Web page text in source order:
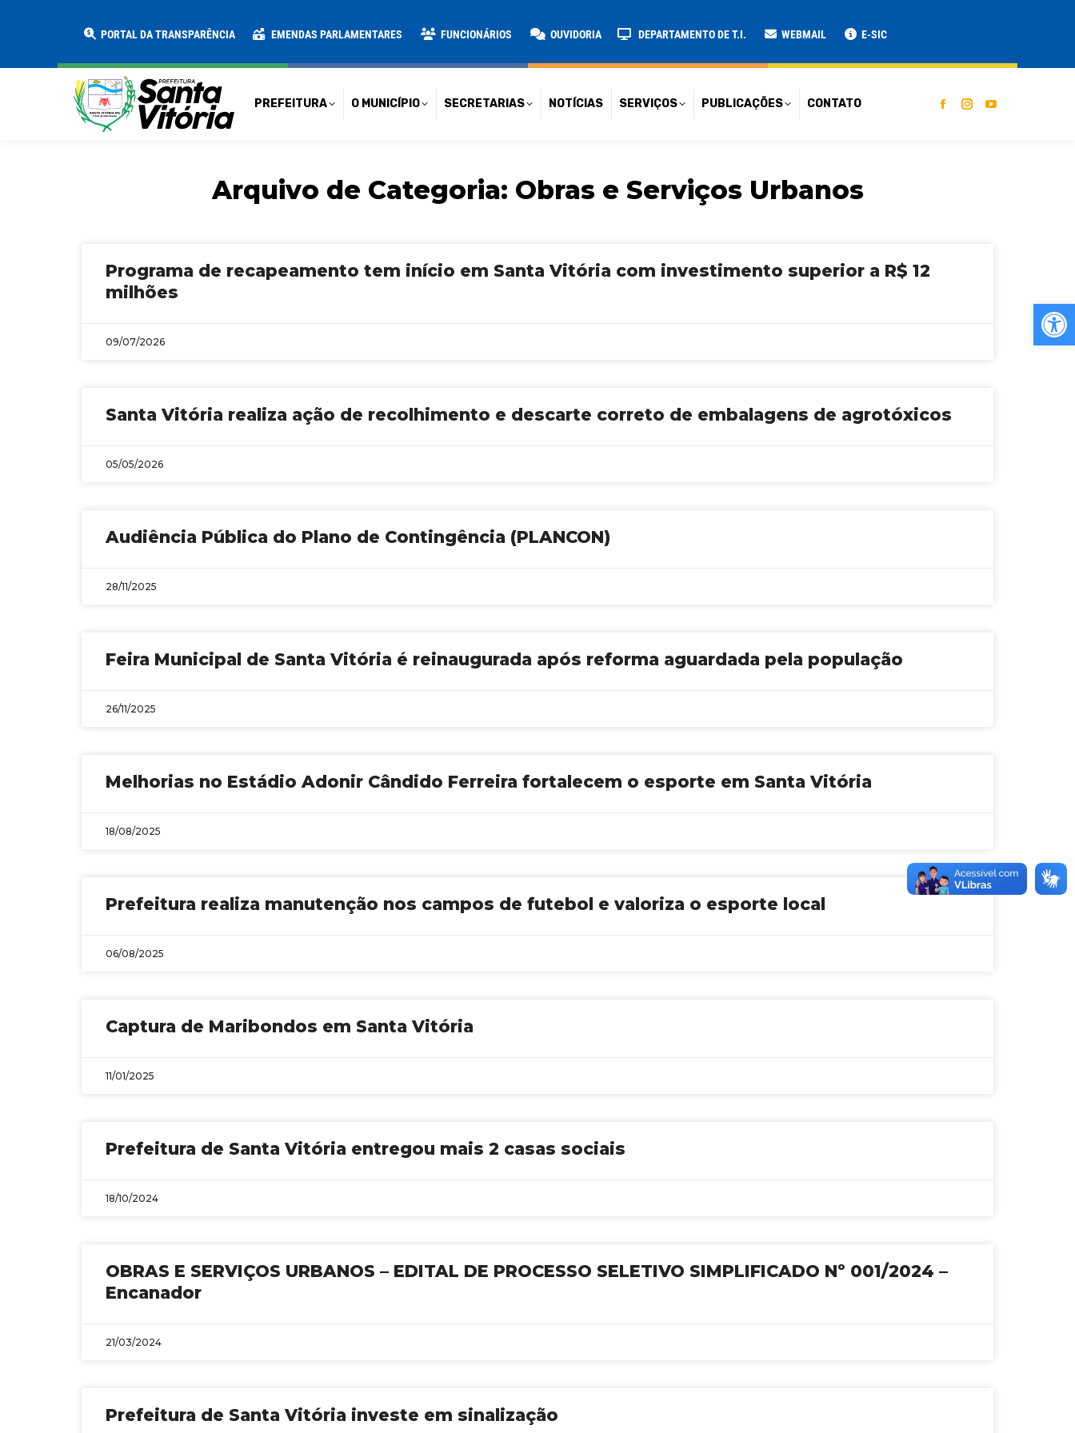
PORTAL DA TRANSPARÊNCIA EMENDAS PARLAMENTARES FUNCIONÁRIOS OUVIDORIA DEPARTAMENTO DE T.I. WEBMAIL E-SIC
PREFEITURA O MUNICÍPIO SECRETARIAS NOTÍCIAS SERVIÇOS PUBLICAÇÕES CONTATO
Arquivo de Categoria: Obras e Serviços Urbanos
Programa de recapeamento tem início em Santa Vitória com investimento superior a R$ 12
milhões
09/07/2026
Santa Vitória realiza ação de recolhimento e descarte correto de embalagens de agrotóxicos
05/05/2026
Audiência Pública do Plano de Contingência (PLANCON)
28/11/2025
Feira Municipal de Santa Vitória é reinaugurada após reforma aguardada pela população
26/11/2025
Melhorias no Estádio Adonir Cândido Ferreira fortalecem o esporte em Santa Vitória
18/08/2025
Prefeitura realiza manutenção nos campos de futebol e valoriza o esporte local
06/08/2025
Captura de Maribondos em Santa Vitória
11/01/2025
Prefeitura de Santa Vitória entregou mais 2 casas sociais
18/10/2024
OBRAS E SERVIÇOS URBANOS – EDITAL DE PROCESSO SELETIVO SIMPLIFICADO Nº 001/2024 –
Encanador
21/03/2024
Prefeitura de Santa Vitória investe em sinalização